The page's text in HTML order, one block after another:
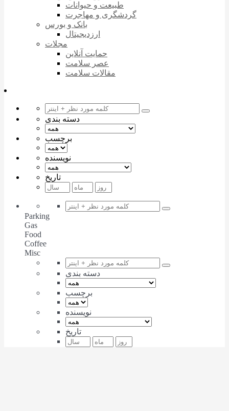
طبیعت و حیوانات
گردشگری و مهاجرت
بانک و بورس
ارزدیجیتال
مجلات
حمایت آنلاین
عصر سلامت
مقالات سلامت
دسته بندی
برچسب
نویسنده
تاریخ
Parking
Gas
Food
Coffee
Misc
دسته بندی
برچسب
نویسنده
تاریخ